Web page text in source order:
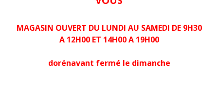
MAGASIN OUVERT DU LUNDI AU SAMEDI DE 9H30
A 12H00 ET 14H00 A 19H00
dorénavant fermé le dimanche